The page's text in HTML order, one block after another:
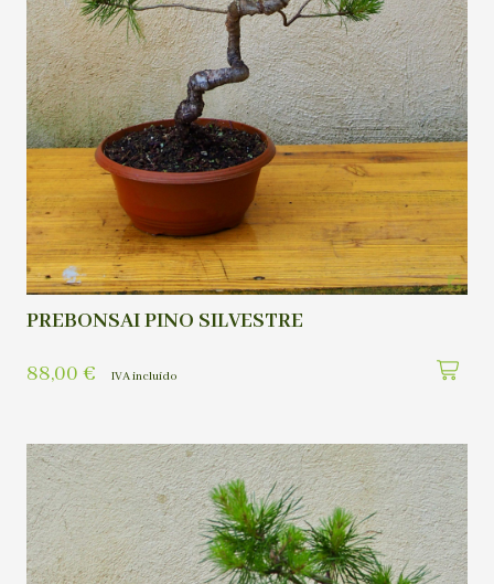
PREBONSAI PINO SILVESTRE
88,00 € IVA incluído